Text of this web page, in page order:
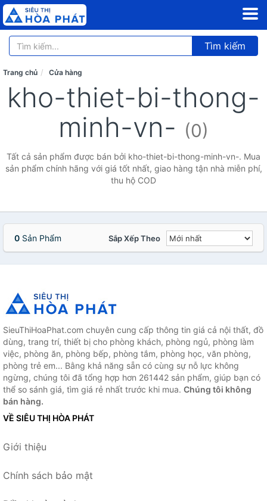
Tìm kiếm
Trang chủ Cửa hàng
kho-thiet-bi-thong-
minh-vn- (0)
Tất cả sản phẩm được bán bởi kho-thiet-bi-thong-minh-vn-. Mua
sản phẩm chính hãng với giá tốt nhất, giao hàng tận nhà miễn phí,
thu hộ COD
0 Sản Phẩm Sắp Xếp Theo
SieuThiHoaPhat.com chuyên cung cấp thông tin giá cả nội thất, đồ
dùng, trang trí, thiết bị cho phòng khách, phòng ngủ, phòng làm
việc, phòng ăn, phòng bếp, phòng tắm, phòng học, văn phòng,
phòng trẻ em... Bằng khả năng sẵn có cùng sự nỗ lực không
ngừng, chúng tôi đã tổng hợp hơn 261442 sản phẩm, giúp bạn có
thể so sánh giá, tìm giá rẻ nhất trước khi mua. Chúng tôi không
bán hàng.
VỀ SIÊU THỊ HÒA PHÁT
Giới thiệu
Chính sách bảo mật